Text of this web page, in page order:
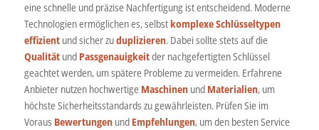
eine schnelle und präzise Nachfertigung ist entscheidend. Moderne
Technologien ermöglichen es, selbst komplexe Schlüsseltypen
effizientund sicher zuduplizieren. Dabei sollte stets auf die
Qualitätund Passgenauigkeitder nachgefertigten Schlüssel
geachtet werden, um spätere Probleme zu vermeiden. Erfahrene
Anbieter nutzen hochwertige Maschinenund Materialien, um
höchste Sicherheitsstandards zu gewährleisten. Prüfen Sie im
Voraus Bewertungenund Empfehlungen, um den besten Service